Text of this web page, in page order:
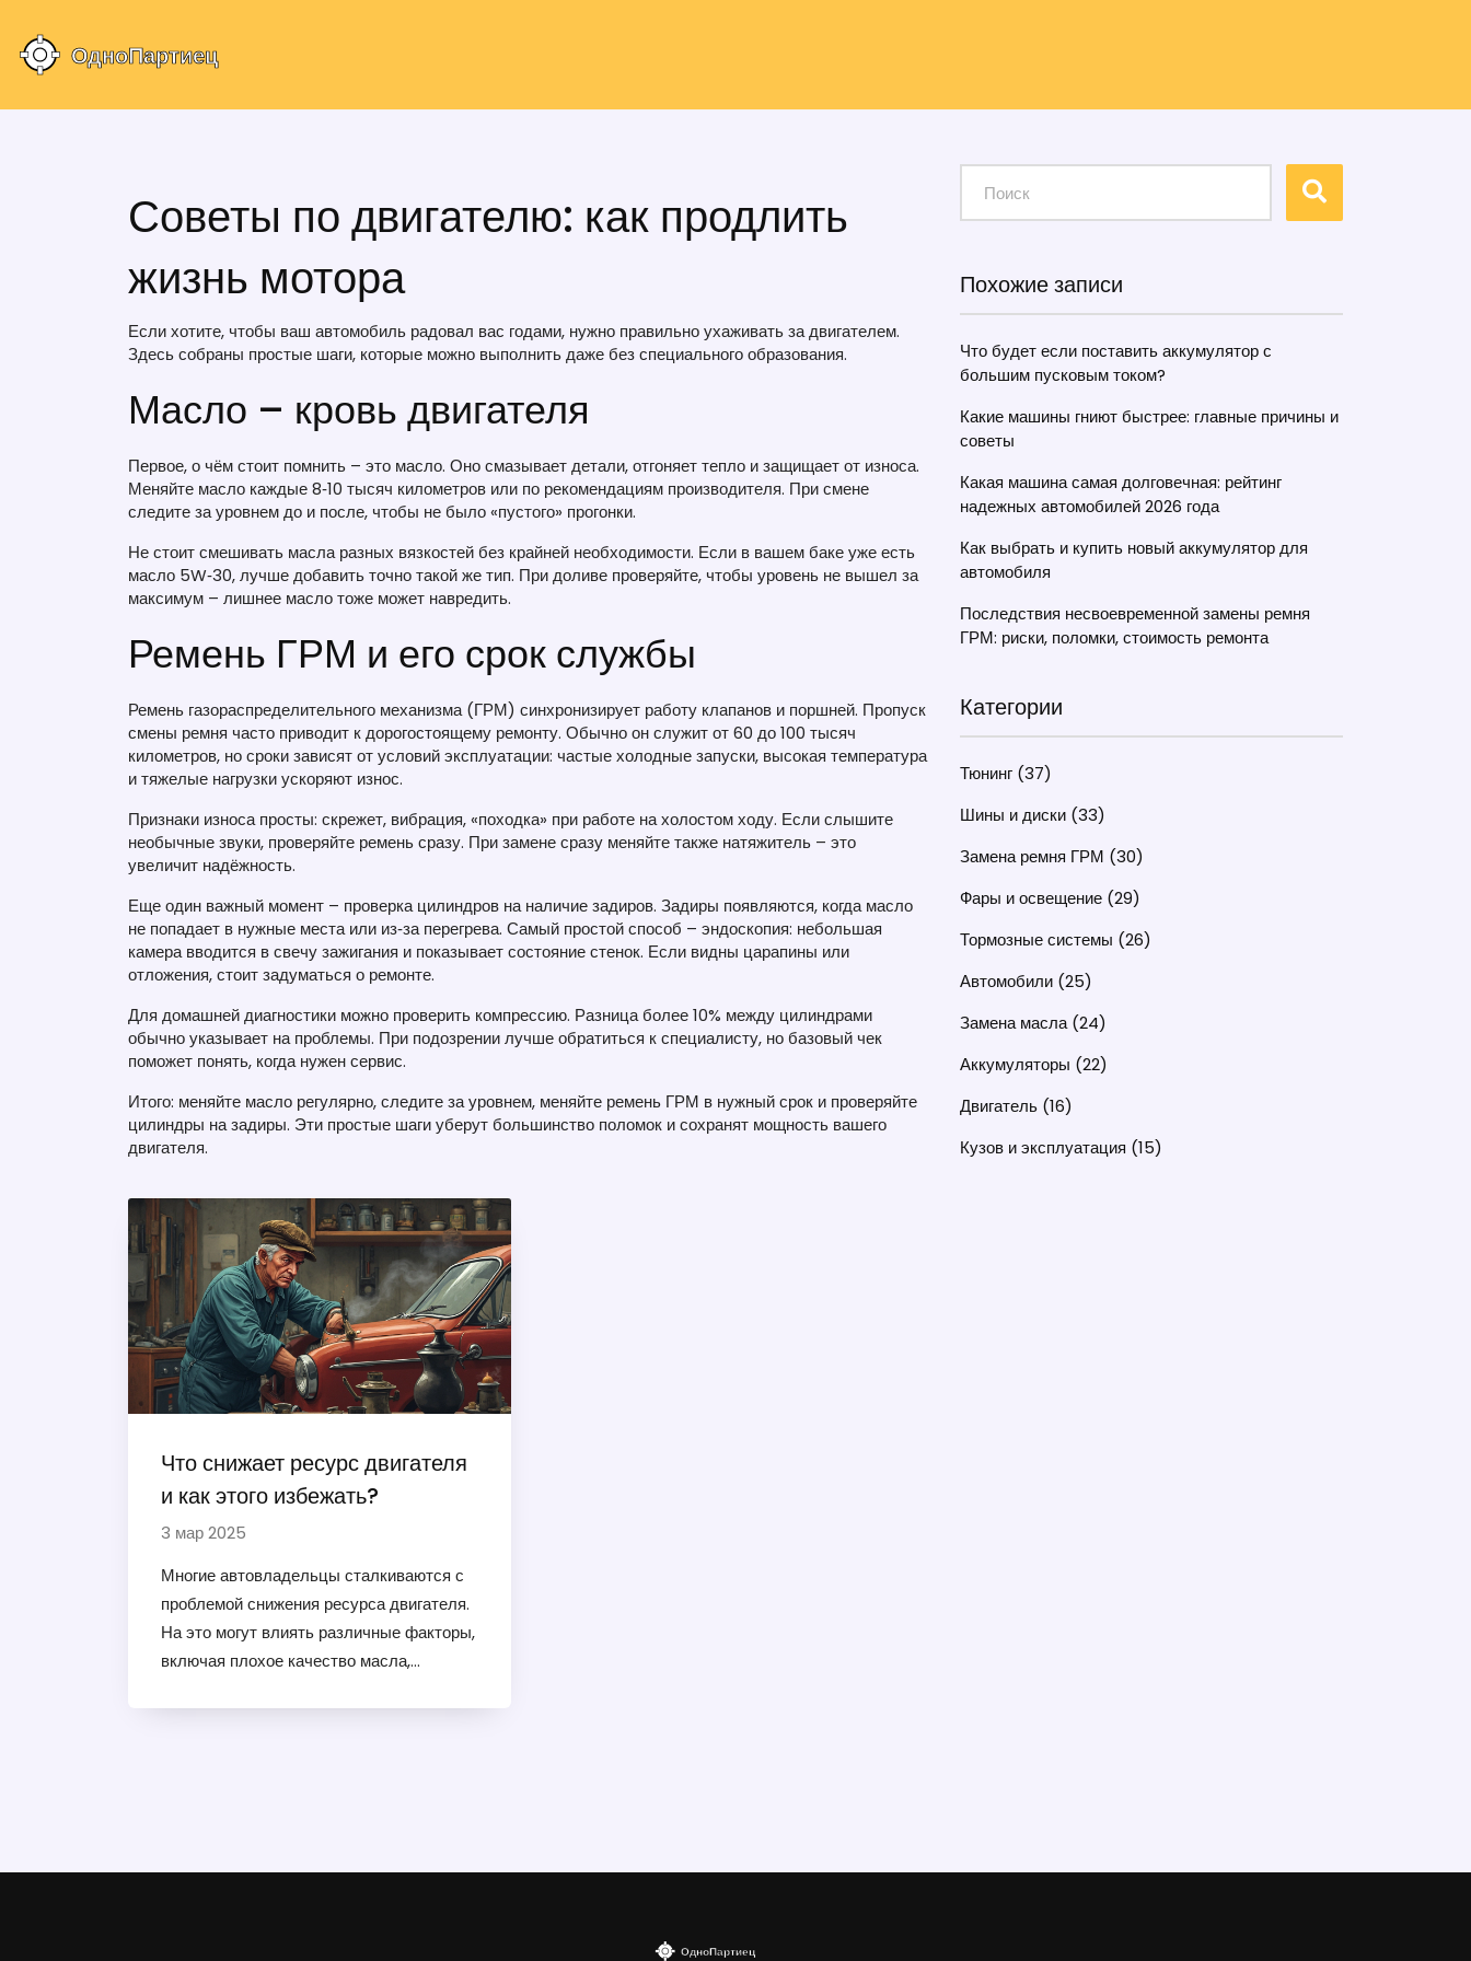
Советы по двигателю: как продлить
жизнь мотора
Если хотите, чтобы ваш автомобиль радовал вас годами, нужно правильно ухаживать за двигателем.
Здесь собраны простые шаги, которые можно выполнить даже без специального образования.
Масло – кровь двигателя
Первое, о чём стоит помнить – это масло. Оно смазывает детали, отгоняет тепло и защищает от износа.
Меняйте масло каждые 8‑10 тысяч километров или по рекомендациям производителя. При смене
следите за уровнем до и после, чтобы не было «пустого» прогонки.
Не стоит смешивать масла разных вязкостей без крайней необходимости. Если в вашем баке уже есть
масло 5W‑30, лучше добавить точно такой же тип. При доливе проверяйте, чтобы уровень не вышел за
максимум – лишнее масло тоже может навредить.
Ремень ГРМ и его срок службы
Ремень газораспределительного механизма (ГРМ) синхронизирует работу клапанов и поршней. Пропуск
смены ремня часто приводит к дорогостоящему ремонту. Обычно он служит от 60 до 100 тысяч
километров, но сроки зависят от условий эксплуатации: частые холодные запуски, высокая температура
и тяжелые нагрузки ускоряют износ.
Признаки износа просты: скрежет, вибрация, «походка» при работе на холостом ходу. Если слышите
необычные звуки, проверяйте ремень сразу. При замене сразу меняйте также натяжитель – это
увеличит надёжность.
Еще один важный момент – проверка цилиндров на наличие задиров. Задиры появляются, когда масло
не попадает в нужные места или из‑за перегрева. Самый простой способ – эндоскопия: небольшая
камера вводится в свечу зажигания и показывает состояние стенок. Если видны царапины или
отложения, стоит задуматься о ремонте.
Для домашней диагностики можно проверить компрессию. Разница более 10% между цилиндрами
обычно указывает на проблемы. При подозрении лучше обратиться к специалисту, но базовый чек
поможет понять, когда нужен сервис.
Итого: меняйте масло регулярно, следите за уровнем, меняйте ремень ГРМ в нужный срок и проверяйте
цилиндры на задиры. Эти простые шаги уберут большинство поломок и сохранят мощность вашего
двигателя.
Что снижает ресурс двигателя
и как этого избежать?
3 мар 2025
Многие автовладельцы сталкиваются с
проблемой снижения ресурса двигателя.
На это могут влиять различные факторы,
включая плохое качество масла,
Похожие записи
Что будет если поставить аккумулятор с
большим пусковым током?
Какие машины гниют быстрее: главные причины и
советы
Какая машина самая долговечная: рейтинг
надежных автомобилей 2026 года
Как выбрать и купить новый аккумулятор для
автомобиля
Последствия несвоевременной замены ремня
ГРМ: риски, поломки, стоимость ремонта
Категории
Тюнинг (37)
Шины и диски (33)
Замена ремня ГРМ (30)
Фары и освещение (29)
Тормозные системы (26)
Автомобили (25)
Замена масла(24)
Аккумуляторы (22)
Двигатель (16)
Кузов и эксплуатация (15)